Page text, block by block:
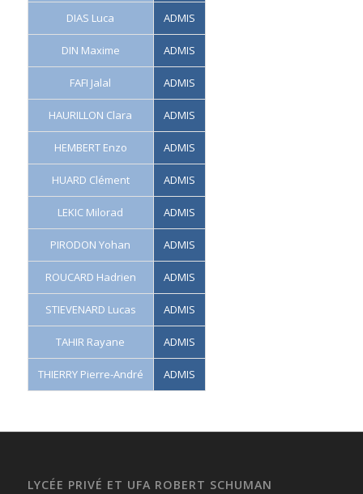
DIAS Luca ADMIS
DIN Maxime ADMIS
FAFI Jalal ADMIS
HAURILLON Clara ADMIS
HEMBERT Enzo ADMIS
HUARD Clément ADMIS
LEKIC Milorad ADMIS
PIRODON Yohan ADMIS
ROUCARD Hadrien ADMIS
STIEVENARD Lucas ADMIS
TAHIR Rayane ADMIS
THIERRY Pierre-André ADMIS
LYCÉE PRIVÉ ET UFA ROBERT SCHUMAN